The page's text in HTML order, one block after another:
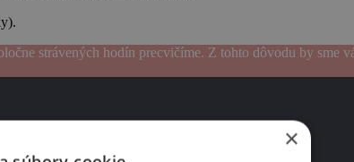
strávených hodín precvičíme. Z tohto dôvodu by sme
×